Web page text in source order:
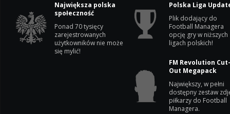
Największa polska
społeczność
Ponad 70 tysięcy
zarejestrowanych
użytkowników nie może
się mylić!
Polska Liga
Plik dodający do
Football Managera
opcję gry w niższych
ligach polskich!
FM Revolution
Out Megapack
Największy, w pełni
dostępny zestaw
piłkarzy do Football
Managera.